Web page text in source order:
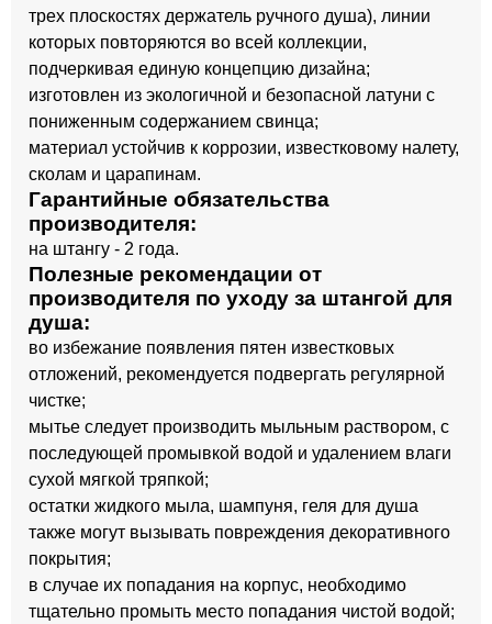
трех плоскостях держатель ручного душа), линии
которых повторяются во всей коллекции,
подчеркивая единую концепцию дизайна;
изготовлен из экологичной и безопасной латуни с
пониженным содержанием свинца;
материал устойчив к коррозии, известковому налету,
сколам и царапинам.
Гарантийные обязательства
производителя:
на штангу - 2 года.
Полезные рекомендации от
производителя по уходу за штангой для
душа:
во избежание появления пятен известковых
отложений, рекомендуется подвергать регулярной
чистке;
мытье следует производить мыльным раствором, с
последующей промывкой водой и удалением влаги
сухой мягкой тряпкой;
остатки жидкого мыла, шампуня, геля для душа
также могут вызывать повреждения декоративного
покрытия;
в случае их попадания на корпус, необходимо
тщательно промыть место попадания чистой водой;